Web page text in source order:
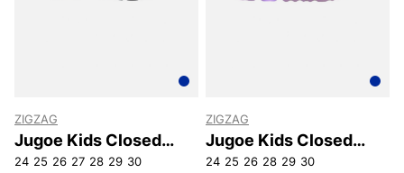
ZIGZAG
Jugoe Kids Closed
Sandal W/Lights
24 25 26 27 28 29 30
ZIGZAG
Jugoe Kids Closed
Sandal W/Lights
24 25 26 28 29 30